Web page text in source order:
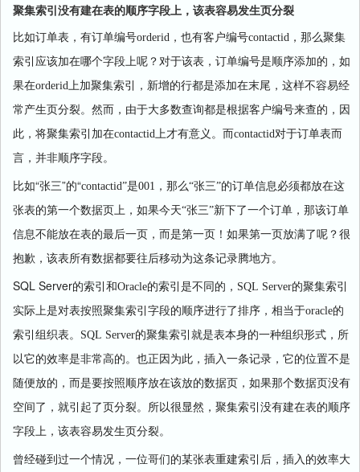
聚集索引没有建在表的顺序字段上，该表容易发生页分裂
比如订单表，有订单编号orderid ，也有客户编号contactid ，那么聚集
索引应该加在哪个字段上呢？对于该表，订单编号是顺序添加的，如
果在orderid上加聚集索引，新增的行都是添加在末尾，这样不容易经
常产生页分裂。然而，由于大多数查询都是根据客户编号来查的，因
此，将聚集索引加在contactid上才有意义。而contactid对于订单表而
言，并非顺序字段。
比如“张三”的“contactid”是001 ，那么“张三”的订单信息必须都放在这
张表的第一个数据页上，如果今天“张三”新下了一个订单，那该订单
信息不能放在表的最后一页，而是第一页！如果第一页放满了呢？很
抱歉，该表所有数据都要往后移动为这条记录腾地方。
SQL Server的索引和Oracle的索引是不同的， SQL Server的聚集索引
实际上是对表按照聚集索引字段的顺序进行了排序，相当于oracle的
索引组织表。 SQL Server的聚集索引就是表本身的一种组织形式，所
以它的效率是非常高的。也正因为此，插入一条记录，它的位置不是
随便放的，而是要按照顺序放在该放的数据页，如果那个数据页没有
空间了，就引起了页分裂。所以很显然，聚集索引没有建在表的顺序
字段上，该表容易发生页分裂。
曾经碰到过一个情况，一位哥们的某张表重建索引后，插入的效率大